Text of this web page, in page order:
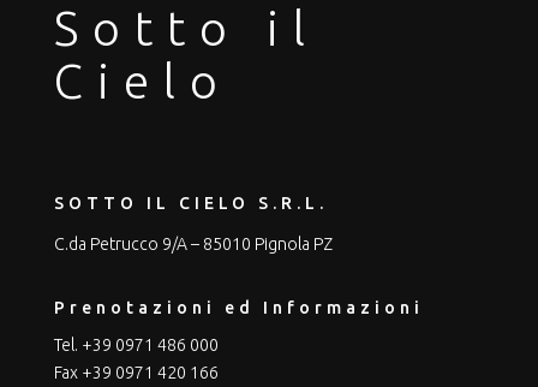
Sotto il
Cielo
SOTTO IL CIELO S.R.L.
C.da Petrucco 9/A – 85010 Pignola PZ
Prenotazioni ed Informazioni
Tel. +39 0971 486 000
Fax +39 0971 420 166